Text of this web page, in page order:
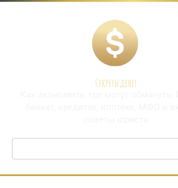
Перейти
Секреты денег
Поиск: